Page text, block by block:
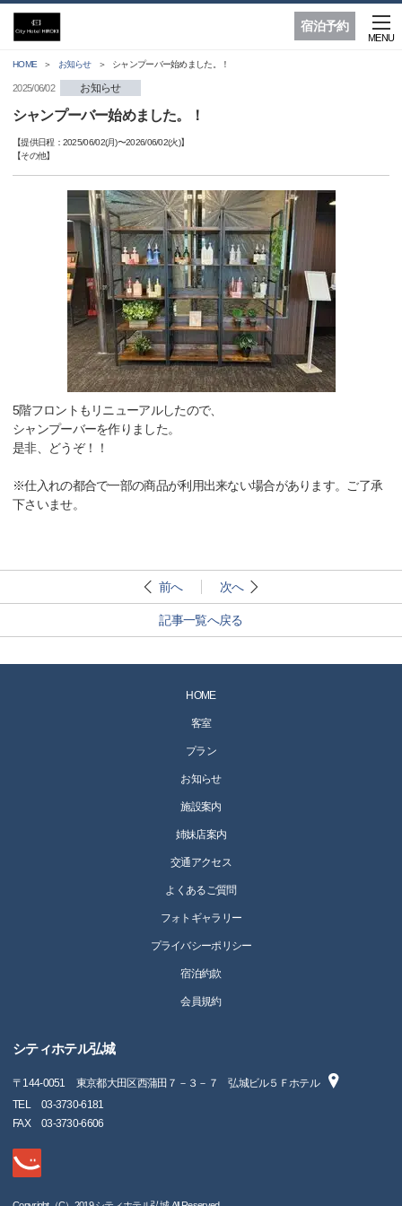
宿泊予約
MENU
HOME お知らせ シャンプーバー始めました。！
2025/06/02 お知らせ
シャンプーバー始めました。！
【提供日程： 2025/06/02(月)〜2026/06/02(火)】
【その他】
5階フロントもリニューアルしたので、
シャンプーバーを作りました。
是非、どうぞ！！
※仕入れの都合で一部の商品が利用出来ない場合があります。ご了承
下さいませ。
前へ 次へ
記事一覧へ戻る
HOME
客室
プラン
お知らせ
施設案内
姉妹店案内
交通アクセス
よくあるご質問
フォトギャラリー
プライバシーポリシー
宿泊約款
会員規約
シティホテル弘城
〒 144-0051
東京都大田区西蒲田７－３－７ 弘城ビル５Ｆホテル
TEL
03-3730-6181
FAX
03-3730-6606